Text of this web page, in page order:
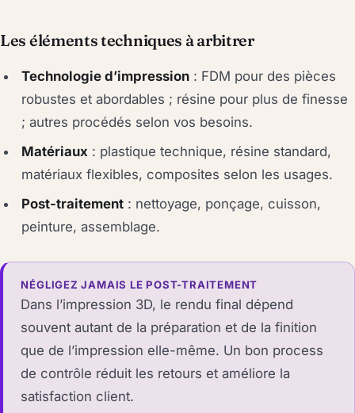
Les éléments techniques à arbitrer
Technologie d’impression : FDM pour des pièces
robustes et abordables ; résine pour plus de finesse
; autres procédés selon vos besoins.
Matériaux : plastique technique, résine standard,
matériaux flexibles, composites selon les usages.
Post-traitement : nettoyage, ponçage, cuisson,
peinture, assemblage.
NÉGLIGEZ JAMAIS LE POST-TRAITEMENT
Dans l’impression 3D, le rendu final dépend
souvent autant de la préparation et de la finition
que de l’impression elle-même. Un bon process
de contrôle réduit les retours et améliore la
satisfaction client.